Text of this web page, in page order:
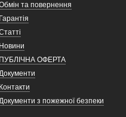
та повернення
Гарантія
Новини
ПУБЛІЧНА ОФЕРТА
Контакти
з пожежної безпеки